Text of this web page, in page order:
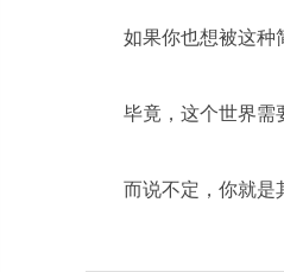
如果你也想被这种
毕竟，这个世界需
而说不定，你就是